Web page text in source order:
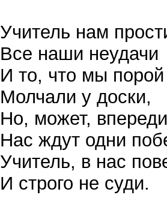
Учитель нам
Все наши неудачи
И то, что мы порой
Молчали у доски,
Но, может, впереди
Нас ждут одни
Учитель, в нас
И строго не суди.